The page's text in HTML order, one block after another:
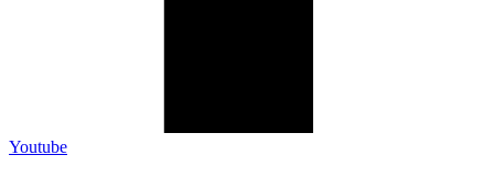
Youtube